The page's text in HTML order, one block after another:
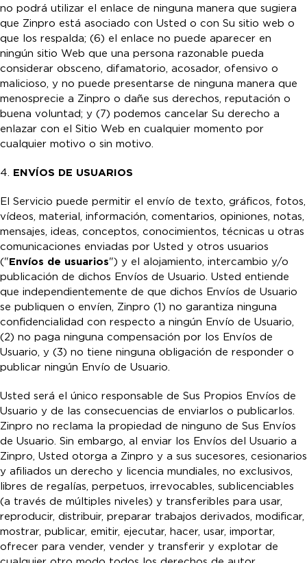
no podrá utilizar el enlace de ninguna manera que sugiera
que Zinpro está asociado con Usted o con Su sitio web o
que los respalda; (6) el enlace no puede aparecer en
ningún sitio Web que una persona razonable pueda
considerar obsceno, difamatorio, acosador, ofensivo o
malicioso, y no puede presentarse de ninguna manera que
menosprecie a Zinpro o dañe sus derechos, reputación o
buena voluntad; y (7) podemos cancelar Su derecho a
enlazar con el Sitio Web en cualquier momento por
cualquier motivo o sin motivo.
4. ENVÍOS DE USUARIOS
El Servicio puede permitir el envío de texto, gráficos, fotos,
vídeos, material, información, comentarios, opiniones, notas,
mensajes, ideas, conceptos, conocimientos, técnicas u otras
comunicaciones enviadas por Usted y otros usuarios
("Envíos de usuarios") y el alojamiento, intercambio y/o
publicación de dichos Envíos de Usuario. Usted entiende
que independientemente de que dichos Envíos de Usuario
se publiquen o envíen, Zinpro (1) no garantiza ninguna
confidencialidad con respecto a ningún Envío de Usuario,
(2) no paga ninguna compensación por los Envíos de
Usuario, y (3) no tiene ninguna obligación de responder o
publicar ningún Envío de Usuario.
Usted será el único responsable de Sus Propios Envíos de
Usuario y de las consecuencias de enviarlos o publicarlos.
Zinpro no reclama la propiedad de ninguno de Sus Envíos
de Usuario. Sin embargo, al enviar los Envíos del Usuario a
Zinpro, Usted otorga a Zinpro y a sus sucesores, cesionarios
y afiliados un derecho y licencia mundiales, no exclusivos,
libres de regalías, perpetuos, irrevocables, sublicenciables
(a través de múltiples niveles) y transferibles para usar,
reproducir, distribuir, preparar trabajos derivados, modificar,
mostrar, publicar, emitir, ejecutar, hacer, usar, importar,
ofrecer para vender, vender y transferir y explotar de